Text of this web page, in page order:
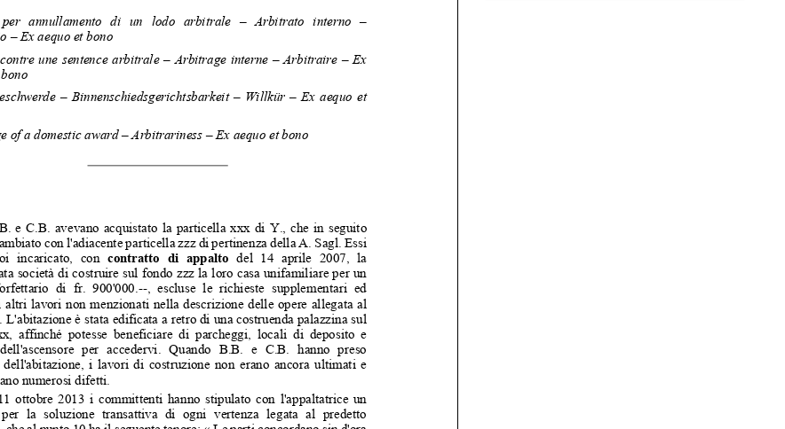





 










 










Tribunale federale, I
Corte di diritto civile, 4A_181/2022,
Sentenza del 24 gennaio 2024, A. Sagl contro B.B. e C.B., Giudici
federali Kiss, Giudice presidente,
Ricorso   per   annullamento   di   un   lodo   arbitrale   –   Arbitrato   interno   –
Recours  contre  une  sentence  arbitrale  –
Schiedsbeschwerde  –  Binnenschiedsgerichtsbarkeit  –  Willkür  –  Ex  aequo  et
bono
B.B.  e  C.B.  avevano  acquistato  la  particella  xxx  di  Y.,  che  in  seguito
hanno scambiato con l'adiacente particella zzz di pertinenza della A. Sagl. Essi
hanno  poi  incaricato,  con
contratto  di  appalto
  del  14  aprile  2007,  la
menzionata società di costruire sul fondo zzz la loro casa unifamiliare per un
prezzo  forfettario  di  fr.  900'000.--,  escluse  le  richieste  supplementari  ed
eventuali altri lavori non menzionati nella descrizione delle opere allegata al
contratto. L'abitazione è stata edificata a retro di una costruenda palazzina sul
fondo  xxx,  affinché  potesse  beneficiare di  parcheggi,  locali  di  deposito  e
utilizzo  dell'ascensore  per  accedervi.  Quando  B.B.  e  C.B.  hanno  preso
possesso  dell'abitazione,  i  lavori  di  cost
ruzione  non  erano  ancora  ultimati  e
sussistevano numerosi difetti.
L'11  ottobre  2013  i  committenti  hanno  stipulato  con  l'appaltatrice  un
accordo  per  la  soluzione  transattiva  di ogni  vertenza  legata  al  predetto
contratto, che al punto 10 ha il seguente
CHF 30'000.--. I signori B. non avranno diritto ad altri compensi per ritardi e
disagi  dal  contenzioso  che  le  parti  risolvono  con  la  presente  transazione.  Fa
eccezione il ritardo nella mancata sistemazi
one da parte di A. Sagl dei difetti e